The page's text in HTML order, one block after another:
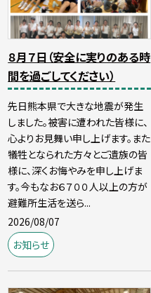
８月７日（安全に実りのある時
間を過ごしてください）
先日熊本県で大きな地震が発生
しました。被害に遭われた皆様に、
心よりお見舞い申し上げます。また
犠牲となられた方々とご遺族の皆
様に、深くお悔やみを申し上げま
す。今もなお６７００人以上の方が
避難所生活を送ら...
2026/08/07
お知らせ